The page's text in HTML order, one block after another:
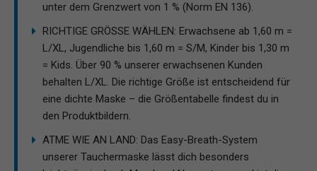
unter dem Grenzwert von 1 % (Norm EN 136).
RICHTIGE GRÖSSE WÄHLEN: Erwachsene ab 1,60 m =
L/XL, Jugendliche bis 1,60 m = S/M, Kinder bis 1,30 m
= Kids. Über 90 % unserer erwachsenen Kunden
behalten L/XL. Die richtige Größe ist entscheidend für
eine dichte Maske – die Größentabelle findest du in
den Produktbildern.
ATME WIE AN LAND: Das Easy-Breath-System
unserer Tauchermaske lässt dich besonders